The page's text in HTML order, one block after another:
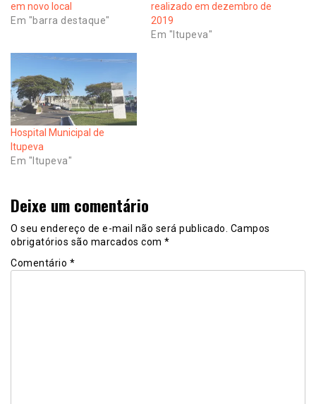
em novo local
Em "barra destaque"
realizado em dezembro de
2019
Em "Itupeva"
Hospital Municipal de
Itupeva
Em "Itupeva"
Deixe um comentário
O seu endereço de e-mail não será publicado. Campos
obrigatórios são marcados com *
Comentário *